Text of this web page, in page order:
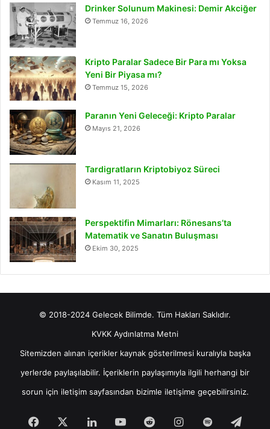
Drinker Solunum Makinesi: Demir Akciğer
Temmuz 16, 2026
Kripto Paralar Sadece Bir Para mı Yoksa
Yeni Bir Piyasa mı?
Temmuz 15, 2026
Paranın Yeni Geleceği: Kripto Paralar
Mayıs 21, 2026
Tardigratların Kriptobiyoz Süreci
Kasım 11, 2025
Perspektifin Mimarları: Rönesans’ta
Matematik ve Sanatın Buluşması
Ekim 30, 2025
© 2018-2024 Gelecek Bilimde. Tüm Hakları Saklıdır.
KVKK Aydınlatma Metni
Sitemizden alınan içerikler kaynak gösterilmesi kuralıyla başka
yerlerde paylaşılabilir. İçeriklerin paylaşımıyla ilgili herhangi bir
sorun için iletişimsayfasından bizimle iletişime geçebilirsiniz.
Facebook LinkedInYouTubeRedditInstagram
Spotify